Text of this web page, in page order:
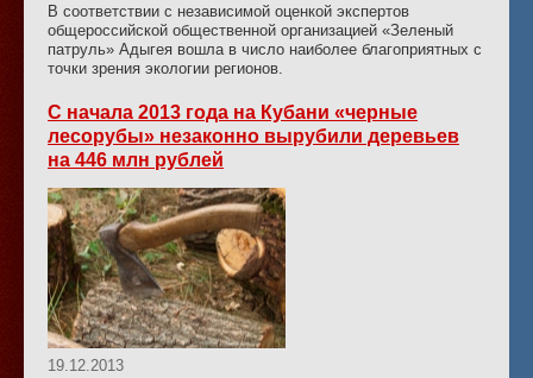
В соответствии с независимой оценкой экспертов
общероссийской общественной организацией «Зеленый
патруль» Адыгея вошла в число наиболее благоприятных с
точки зрения экологии регионов.
С начала 2013 года на Кубани «черные
лесорубы» незаконно вырубили деревьев
на 446 млн рублей
19.12.2013